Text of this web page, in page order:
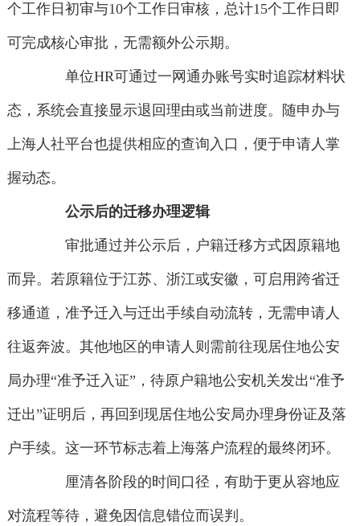
个工作日初审与10个工作日审核，总计15个工作日即
可完成核心审批，无需额外公示期。
单位HR可通过一网通办账号实时追踪材料状
态，系统会直接显示退回理由或当前进度。随申办与
上海人社平台也提供相应的查询入口，便于申请人掌
握动态。
公示后的迁移办理逻辑
审批通过并公示后，户籍迁移方式因原籍地
而异。若原籍位于江苏、浙江或安徽，可启用跨省迁
移通道，准予迁入与迁出手续自动流转，无需申请人
往返奔波。其他地区的申请人则需前往现居住地公安
局办理“准予迁入证”，待原户籍地公安机关发出“准予
迁出”证明后，再回到现居住地公安局办理身份证及落
户手续。这一环节标志着上海落户流程的最终闭环。
厘清各阶段的时间口径，有助于更从容地应
对流程等待，避免因信息错位而误判。